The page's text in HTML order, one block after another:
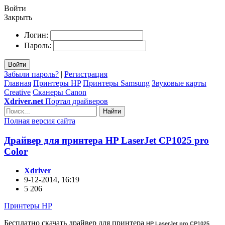
Войти
Закрыть
Логин:
Пароль:
Войти
Забыли пароль? | Регистрация
Главная Принтеры HP Принтеры Samsung Звуковые карты
Creative Сканеры Canon
Xdriver.net Портал драйверов
Найти
Полная версия сайта
Драйвер для принтера HP LaserJet CP1025 pro
Color
Xdriver
9-12-2014, 16:19
5 206
Принтеры HP
Бесплатно скачать драйвер для принтера HP LaserJet pro CP1025